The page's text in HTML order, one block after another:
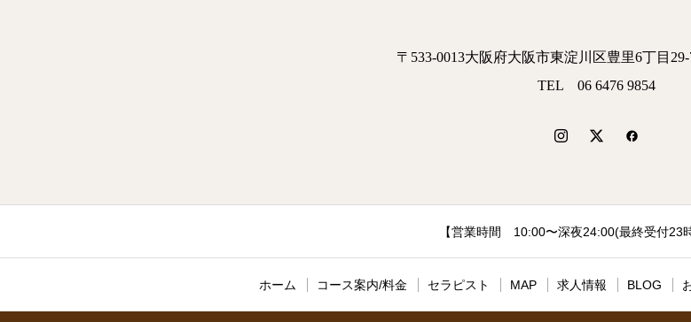
〒533-0013大阪府大阪市東淀川区豊里6丁目
TEL 06 6476 9854
【営業時間 10:00〜深夜24:00(最終受付23
ホーム コース案内/料金 セラピスト MAP 求人情報 BLOG